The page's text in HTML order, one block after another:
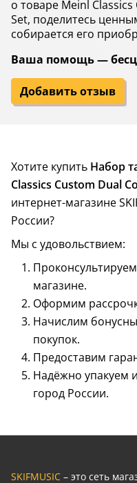
о товаре Meinl
Set, поделитесь
собирается его
Ваша помощь —
Добавить отзыв
Хотите купить Набор
Classics Custom Dual
интернет-магазине
России?
Мы с удовольствием:
магазине.
Оформим
Начислим
покупок.
Предоставим
Надёжно упакуем
город России.
SKIFMUSIC – это сеть